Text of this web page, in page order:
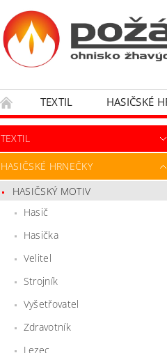
TEXTIL HASIČSKÉ
OBCHODNÍ PODMÍNKY
TEXTIL
HASIČSKÉ HRNEČKY
HASIČSKÝ MOTIV
Hasič
Hasička
Velitel
Strojník
Vyšetřovatel
Zdravotník
Lezec